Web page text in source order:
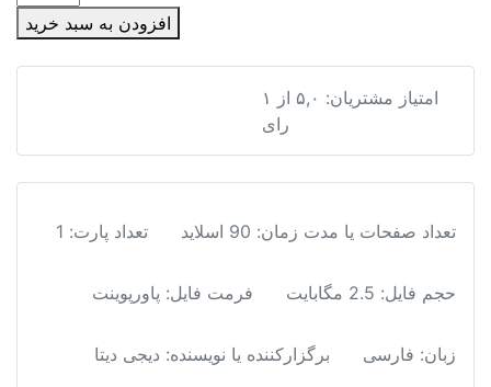
مطالعات
برنامه
ریزی
سازی
افزودن به سبد خرید
پاورپوینت مطالعات برنامه ریزی مسکن در طرح های آماده
امتیاز مشتریان: ۵,۰ از
۱
رای
تعداد صفحات یا مدت زمان: 90 اسلاید تعداد پارت: 1
حجم فایل: 2.5 مگابایت فرمت فایل: پاورپوینت
زبان: فارسی برگزارکننده یا نویسنده: دیجی دیتا